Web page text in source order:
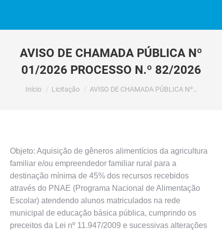
AVISO DE CHAMADA PÚBLICA Nº
01/2026 PROCESSO N.º 82/2026
Você está aqui:
Início Licitação AVISO DE CHAMADA PÚBLICA Nº…
Objeto: Aquisição de gêneros alimentícios da agricultura
familiar e/ou empreendedor familiar rural para a
destinação mínima de 45% dos recursos recebidos
através do PNAE (Programa Nacional de Alimentação
Escolar) atendendo alunos matriculados na rede
municipal de educação básica pública, cumprindo os
preceitos da Lei nº 11.947/2009 e sucessivas alterações